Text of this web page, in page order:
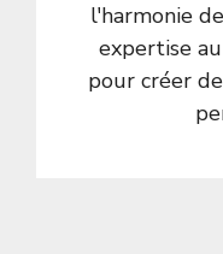
l'harmonie
expertise
pour créer